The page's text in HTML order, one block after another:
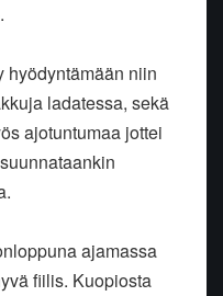
hyödyntämään niin
ladatessa, sekä
ajotuntumaa jottei
ajamassa
fiilis. Kuopiosta